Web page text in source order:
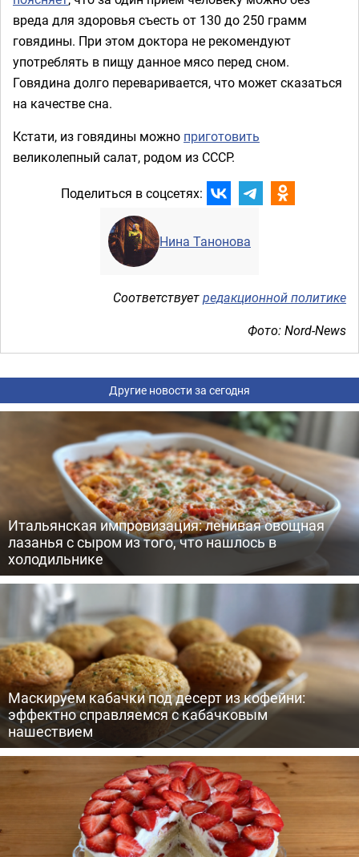
вреда для здоровья съесть от 130 до 250 грамм
говядины. При этом доктора не рекомендуют
употреблять в пищу данное мясо перед сном.
Говядина долго переваривается, что может сказаться
на качестве сна.
Кстати, из говядины можно приготовить
великолепный салат, родом из СССР.
Поделиться в соцсетях:
Нина Танонова
Соответствуетредакционной политике
Фото: Nord-News
Другие новости за сегодня
Итальянская импровизация: ленивая овощная
лазанья с сыром из того, что нашлось в
холодильнике
Маскируем кабачки под десерт из кофейни:
эффектно справляемся с кабачковым
нашествием